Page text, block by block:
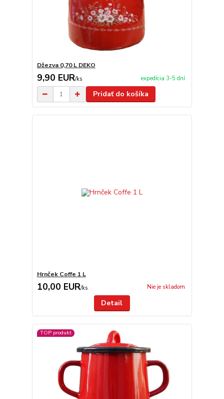
Džezva 0,70 L DEKO
9,90 EUR/ks expedícia 3-5 dní
Pridať do košíka
Hrnček Coffe 1 L
10,00 EUR/ks Nie je skladom
Detail
TOP produkt